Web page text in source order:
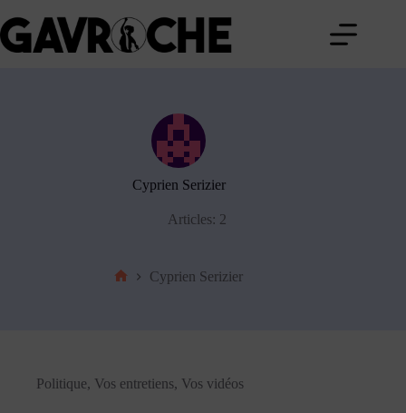
au
contenu
Cyprien Serizier
Articles: 2
Cyprien Serizier
Politique, Vos entretiens, Vos vidéos